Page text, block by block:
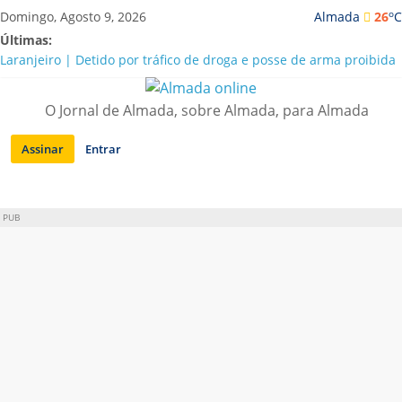
Saltar
para
conteúdo
Almada 26oC
Domingo, Agosto 9, 2026
Últimas:
Laranjeiro | Detido por tráfico de droga e posse de arma proibida
A “crise” da água em Almada: ilações e ensinamentos necessários
Costa da Caparica | Polícia Marítima e ASAE detectam
irregularidades em habitações e restaurantes
APA diz que falta de água em Almada “foi um problema de má
O Jornal de Almada, sobre Almada, para Almada
Assinar Entrar
PUB